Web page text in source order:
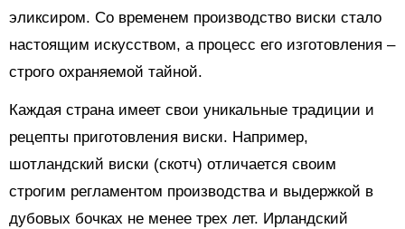
эликсиром. Со временем производство виски стало
настоящим искусством, а процесс его изготовления –
строго охраняемой тайной.
Каждая страна имеет свои уникальные традиции и
рецепты приготовления виски. Например,
шотландский виски (скотч) отличается своим
строгим регламентом производства и выдержкой в
дубовых бочках не менее трех лет. Ирландский